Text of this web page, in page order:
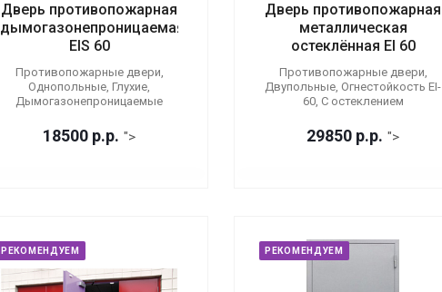
Дверь противопожарная
дымогазонепроницаемая
EIS 60
Противопожарные двери,
Однопольные, Глухие,
Дымогазонепроницаемые
18500 р.р. ">
Дверь противопожарная
металлическая
остеклённая EI 60
Противопожарные двери,
Двупольные, Огнестойкость EI-
60, С остеклением
29850 р.р. ">
РЕКОМЕНДУЕМ РЕКОМЕНДУЕМ